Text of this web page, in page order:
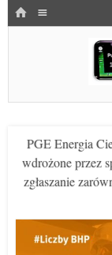
HOME
Pulsarowy.pl
PGE Energia
wdrożone przez
zgłaszanie